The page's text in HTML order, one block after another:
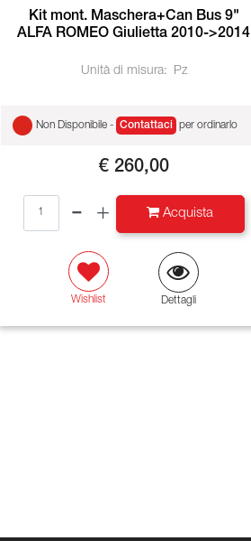
Kit mont. Maschera+Can Bus 9"
ALFA ROMEO Giulietta 2010->2014
Unità di misura: Pz
Non Disponibile - Contattaci per ordinarlo
€ 260,00
Quantità
Acquista
Wishlist Dettagli